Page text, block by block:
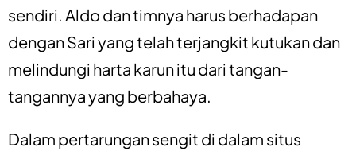
sendiri. Aldo dan timnya harus berhadapan
dengan Sari yang telah terjangkit kutukan dan
melindungi harta karun itu dari tangan-
tangannya yang berbahaya.
Dalam pertarungan sengit di dalam situs